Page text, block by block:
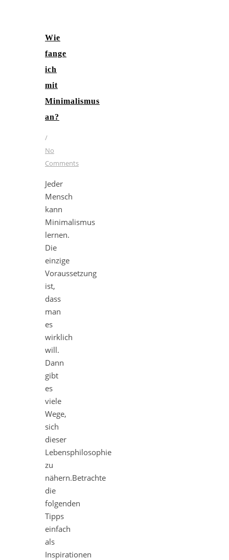
Wie
fange
ich
mit
Minimalismus
an?
/
No
Comments
Jeder
Mensch
kann
Minimalismus
lernen.
Die
einzige
Voraussetzung
ist,
dass
man
es
wirklich
will.
Dann
gibt
es
viele
Wege,
sich
dieser
Lebensphilosophie
zu
nähern.Betrachte
die
folgenden
Tipps
einfach
als
Inspirationen